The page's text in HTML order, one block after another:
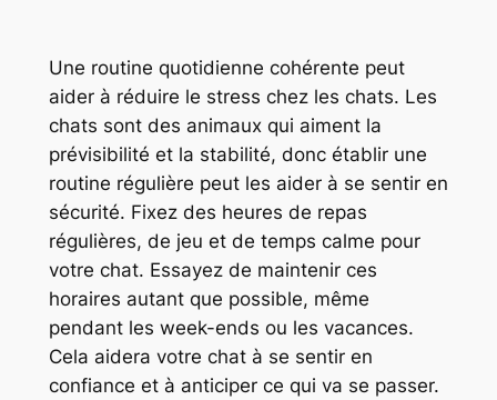
Une routine quotidienne cohérente peut
aider à réduire le stress chez les chats. Les
chats sont des animaux qui aiment la
prévisibilité et la stabilité, donc établir une
routine régulière peut les aider à se sentir en
sécurité. Fixez des heures de repas
régulières, de jeu et de temps calme pour
votre chat. Essayez de maintenir ces
horaires autant que possible, même
pendant les week-ends ou les vacances.
Cela aidera votre chat à se sentir en
confiance et à anticiper ce qui va se passer.